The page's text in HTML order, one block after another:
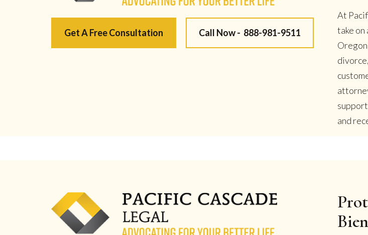
Get A Free Consultation Call Now - 888-981-9511
At
take on
and